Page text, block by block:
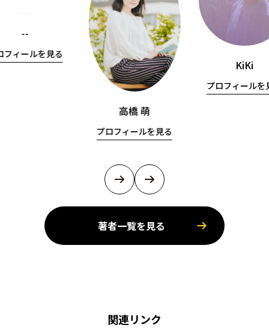
--
フィールを見る
高橋 萌
プロフィールを見る
KiKi
プロフィールを
著者一覧を見る
関連リンク